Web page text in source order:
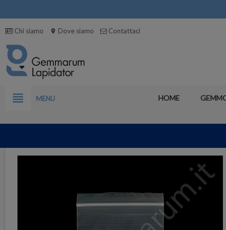
Chi siamo location_on Dove siamo Contattaci
view_headline MENU HOME